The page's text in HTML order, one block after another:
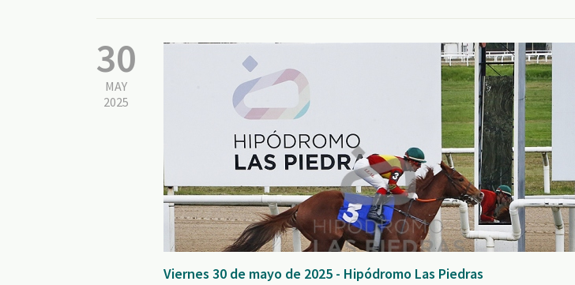
30
MAY
2025
Viernes 30 de mayo de 2025 - Hipódromo Las Piedras